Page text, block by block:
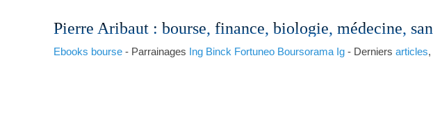
Pierre Aribaut: bourse, finance, biologie, médecine,
Ebooks bourse- Parrainages Ing Binck Fortuneo Boursorama Ig- Derniers articles,